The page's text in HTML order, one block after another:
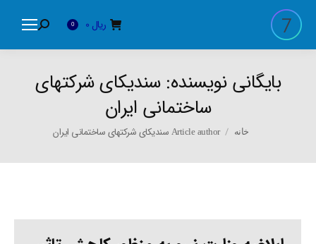
ریال 0
Search:
بایگانی نویسنده:سندیکای شرکتهای
ساختمانی ایران
You are here:
خانه Article author سندیکای شرکتهای ساختمانی ایران